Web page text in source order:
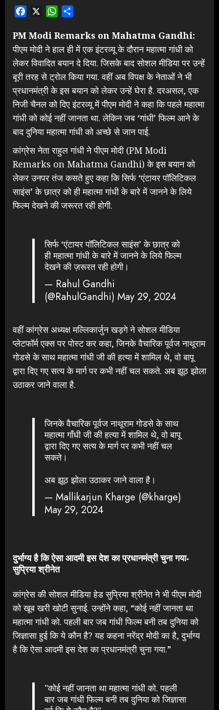
Facebook WhatsApp
PM Modi Remarks on Mahatma Gandhi:
पीएम मोदी ने हाल ही में एक इंटरव्यू के दौरान महात्मा गांधी को
लेकर विवादित बयान दे दिया. जिसके बाद सोशल मीडिया पर उन्हें
बूरी तरह से ट्रोल किया गया. वहीं अब विपक्ष के नेताओं ने भी
प्रधानमंत्री के इस बयान को लेकर उन्हें घेरा है. दरअसल, एक
निजी चैनल को दिए इंटरव्यू में पीएम मोदी ने कहा कि पहले महात्मा
गांधी को कोई नहीं जानता था. लेकिन जब ‘गांधी’ फिल्म आने के
बाद दुनिया महात्मा गांधी को अच्छे से जान पाई.
कांग्रेस नेता राहुल गांधी ने पीएम मोदी (PM Modi
Remarks on Mahatma Gandhi) के इस बयान को
लेकर उनपर तंज कसते हुए कहा कि सिर्फ ‘एंटायर पॉलिटिकल
साइंस’ के छात्र को ही महात्मा गांधी के बारे में जानने के लिये
फिल्म देखने की जरूरत रही होगी.
सिर्फ ‘एंटायर पॉलिटिकल साइंस’ के छात्र को
ही महात्मा गांधी के बारे में जानने के लिये फिल्म
देखने की ज़रूरत रही होगी।
— Rahul Gandhi
(@RahulGandhi)May 29, 2024
वहीं कांग्रेस अध्यक्ष मल्लिकार्जुन खड़गे ने सोशल मीडिया
प्लेटफॉर्म एक्स पर पोस्ट कर कहा, जिनके वैचारिक पूर्वज नाथूराम
गोडसे के साथ महात्मा गांधी जी की हत्या में शामिल थे, वो बापू
द्वारा दिए गए सत्य के मार्ग पर कभी नहीं चल सकते. अब झूठ झोला
उठाकर जाने वाला है.
जिनके वैचारिक पूर्वज नाथूराम गोडसे के साथ
महात्मा गाँधी जी की हत्या में शामिल थे, वो बापू
द्वारा दिए गए सत्य के मार्ग पर कभी नहीं चल
सकते।
अब झूठ झोला उठाकर जाने वाला है।
— Mallikarjun Kharge (@kharge)
May 29, 2024
दुर्भाग्य है कि ऐसा आदमी इस देश का प्रधानमंत्री चुना गया-
सुप्रिया श्रीनेत
कांग्रेस की सोशल मीडिया हेड सुप्रिया श्रीनेत ने भी पीएम मोदी
को खूब खरी खोटी सुनाई. उन्होंने कहा, “कोई नहीं जानता था
महात्मा गांधी को. पहली बार जब गांधी फिल्म बनी तब दुनिया को
जिज्ञासा हुई कि ये कौन है? यह कहना नरेंद्र मोदी का है, दुर्भाग्य
है कि ऐसा आदमी इस देश का प्रधानमंत्री चुना गया.”
"कोई नहीं जानता था महात्मा गांधी को. पहली
बार जब गांधी फिल्म बनी तब दुनिया को जिज्ञासा